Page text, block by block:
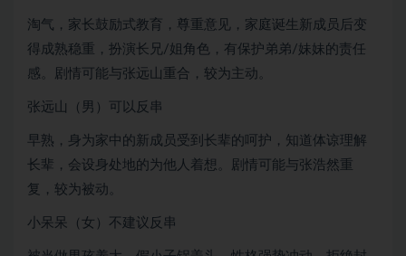
淘气，家长鼓励式教育，尊重意见，家庭诞生新成员后变
得成熟稳重，扮演长兄/姐角色，有保护弟弟/妹妹的责任
感。剧情可能与张远山重合，较为主动。
张远山（男）可以反串
早熟，身为家中的新成员受到长辈的呵护，知道体谅理解
长辈，会设身处地的为他人着想。剧情可能与张浩然重
复，较为被动。
小呆呆（女）不建议反串